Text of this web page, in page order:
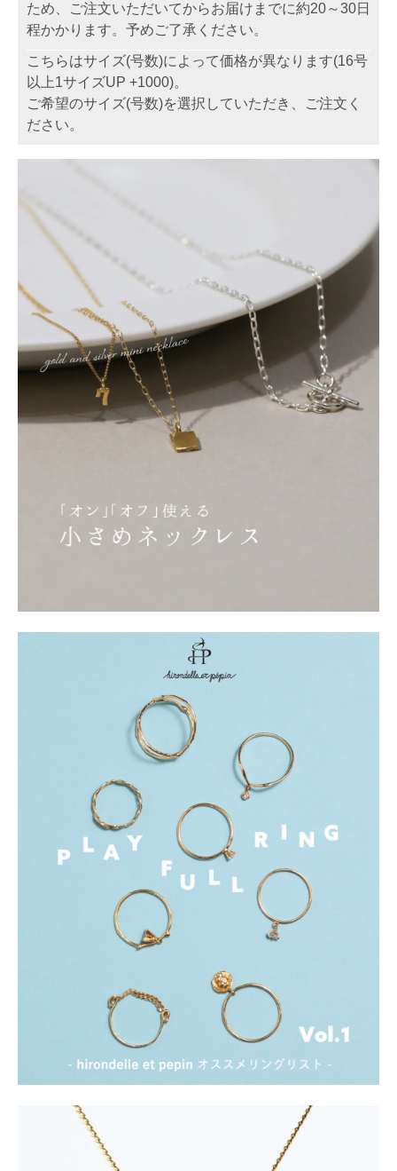
ため、ご注文いただいてからお届けまでに約20～30日
程かかります。予めご了承ください。
こちらはサイズ(号数)によって価格が異なります(16号
以上1サイズUP +1000)。
ご希望のサイズ(号数)を選択していただき、ご注文く
ださい。